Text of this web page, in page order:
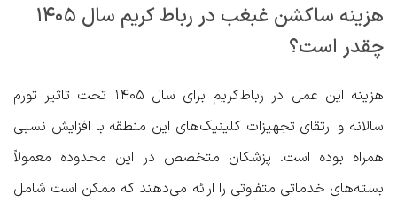
هزینه ساکشن غبغب در رباط کریم سال ۱۴۰۵
چقدر است؟
هزینه این عمل در رباط‌کریم برای سال ۱۴۰۵ تحت تاثیر تورم
سالانه و ارتقای تجهیزات کلینیک‌های این منطقه با افزایش نسبی
همراه بوده است. پزشکان متخصص در این محدوده معمولاً
بسته‌های خدماتی متفاوتی را ارائه می‌دهند که ممکن است شامل